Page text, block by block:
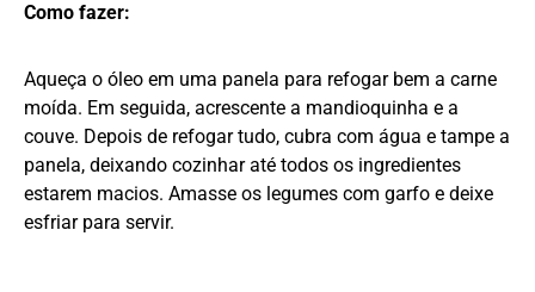
Como fazer:
Aqueça o óleo em uma panela para refogar bem a carne
moída. Em seguida, acrescente a mandioquinha e a
couve. Depois de refogar tudo, cubra com água e tampe a
panela, deixando cozinhar até todos os ingredientes
estarem macios. Amasse os legumes com garfo e deixe
esfriar para servir.